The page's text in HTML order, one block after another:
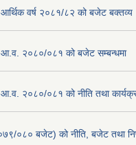
आर्थिक वर्ष २०८१/८२ को बजेट बक्तव्य
आ.व. २०८०/०८१ को बजेट सम्बन्धमा
२०८०/०८१ को नीति तथा
०८० बजेट) को नीति, बजेट तथा